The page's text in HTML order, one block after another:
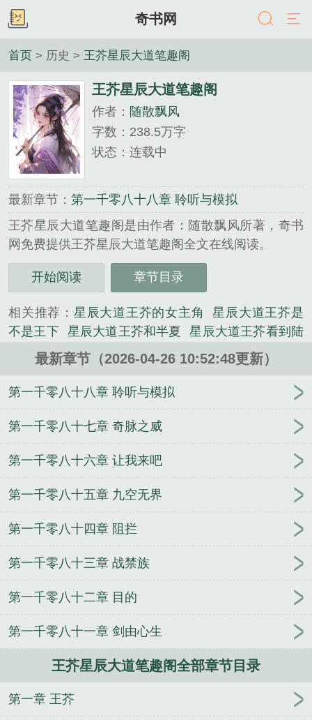
奇书网
首页 > 历史 > 王芥星辰大道笔趣阁
王芥星辰大道笔趣阁
作者： 随散飘风
字数：238.5万字
状态：连载中
最新章节： 第一千零八十八章 聆听与模拟
王芥星辰大道笔趣阁是由作者：随散飘风所著，奇书
网免费提供王芥星辰大道笔趣阁全文在线阅读。
三秒记住本站：奇书网 网址：www.7cbook.cc...
《王芥星辰大道笔趣阁》是随散飘风精心创作的历史
开始阅读 章节目录
相关推荐： 星辰大道王芥的女主角
星辰大道王芥是
不是王下
星辰大道王芥和半夏
星辰大道王芥看到陆
星辰大道王芥和陆隐的关系 星辰大道王芥简介
星辰大道王芥的身份
星辰大道王芥百度
百科 星辰大道王芥师傅 星辰大道王芥物极必反
星
辰大道王芥百科 星辰大道王芥黄金护腕是谁的
星辰
大道王芥师傅的真实身份 星辰大道王芥和半夏哪一
最新章节（2026-04-26 10:52:48更新）
第一千零八十八章 聆听与模拟
第一千零八十七章 奇脉之威
第一千零八十六章 让我来吧
第一千零八十五章 九空无界
第一千零八十四章 阻拦
第一千零八十三章 战禁族
第一千零八十二章 目的
第一千零八十一章 剑由心生
王芥星辰大道笔趣阁全部章节目录
第一章 王芥